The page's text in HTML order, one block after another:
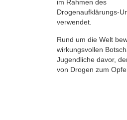
im Rahmen des
Drogenaufklärungs-
verwendet.
Rund um die Welt
wirkungsvollen
Jugendliche davor,
von Drogen zum